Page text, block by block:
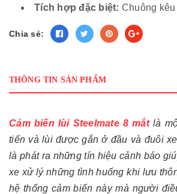
Tích hợp đặc biệt: Chuông kêu
Chia sẻ:
THÔNG TIN SẢN PHẨM
Cảm biến lùi Steelmate 8 mắtlà
tiến và lùi được gắn ở đầu và đuôi
là phát ra những tín hiệu cảnh báo
xe xử lý những tình huống khi lưu
hệ thống cảm biến này mà người